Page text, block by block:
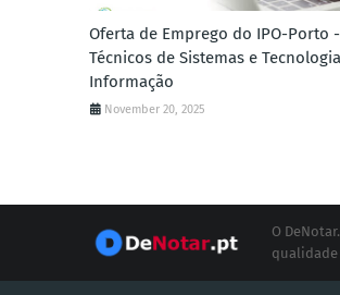
Oferta de Emprego do IPO-Porto -
Técnicos de Sistemas e
Informação
November 20, 2025
O